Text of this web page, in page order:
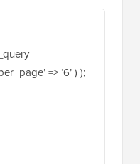
=> ‘6’ ) );